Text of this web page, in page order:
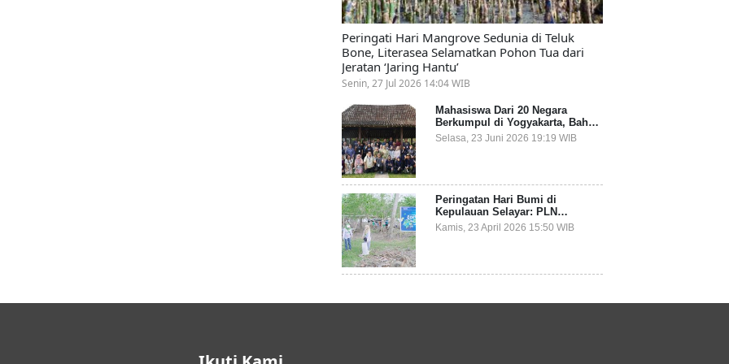
Peringati Hari Mangrove Sedunia di Teluk
Bone, Literasea Selamatkan Pohon Tua dari
Jeratan ‘Jaring Hantu’
Senin, 27 Jul 2026 14:04 WIB
Mahasiswa Dari 20 Negara
Berkumpul di Yogyakarta, Bahas
Mitigasi Ancaman Kesehatan
Global
Selasa, 23 Juni 2026 19:19 WIB
Peringatan Hari Bumi di
Kepulauan Selayar: PLN
Indonesia Power Gandeng
Pemda dan Komunitas, Giatkan
Kamis, 23 April 2026 15:50 WIB